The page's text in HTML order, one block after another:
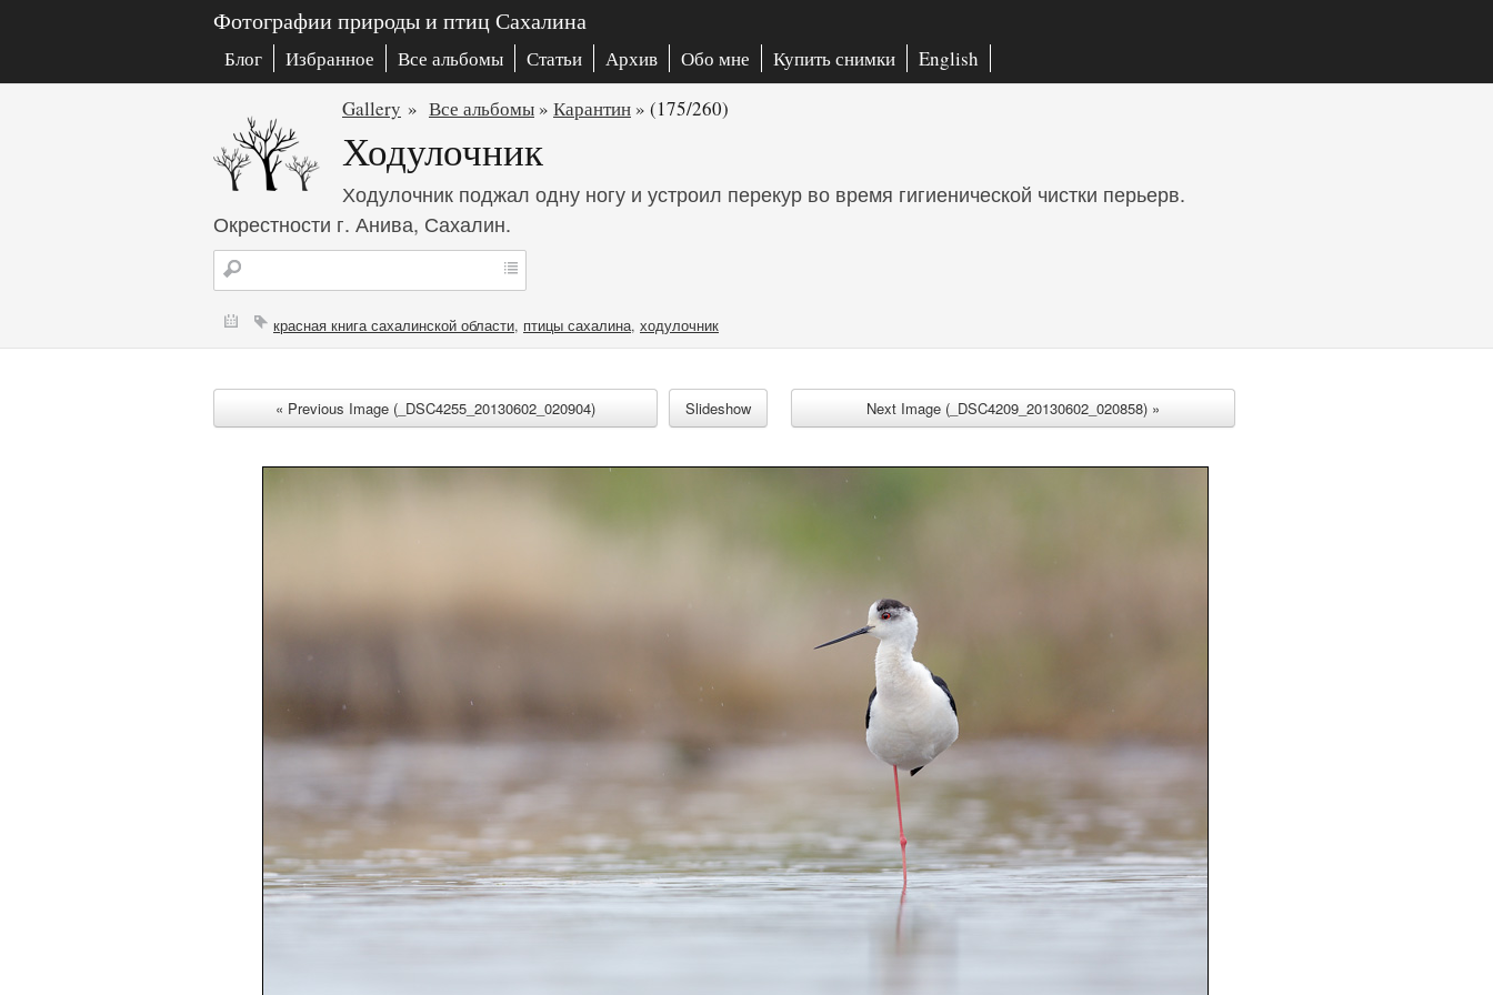
Фотографии природы и птиц Сахалина
Блог Избранное Все альбомы Статьи Архив Обо мне Купить снимки
English
Gallery » Все альбомы » Карантин » (175/260)
Ходулочник
Ходулочник поджал одну ногу и устроил перекур во время гигиенической чистки перьерв.
Окрестности г. Анива, Сахалин.
красная книга сахалинской области, птицы сахалина, ходулочник
« Previous Image (_DSC4255_20130602_020904) Slideshow Next Image (_DSC4209_20130602_020858) »